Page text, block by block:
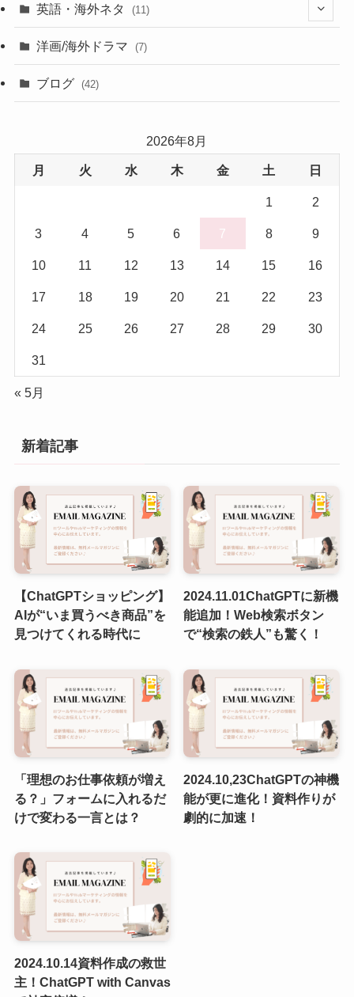
(43)
(6)
(5)
英語・海外ネタ (11)
洋画/海外ドラマ (7)
ブログ (42)
2026年8月
月 火 水 木 金 土 日
1 2
3 4 5 6 7 8 9
10 11 12 13 14 15 16
17 18 19 20 21 22 23
24 25 26 27 28 29 30
31
« 5月
新着記事
【ChatGPTショッピング】
AIが“いま買うべき商品”を
見つけてくれる時代に
2024.11.01ChatGPTに新機
能追加！Web検索ボタン
で“検索の鉄人”も驚く！
「理想のお仕事依頼が増え
る？」フォームに入れるだ
けで変わる一言とは？
2024.10,23ChatGPTの神機
能が更に進化！資料作りが
劇的に加速！
2024.10.14資料作成の救世
主！ChatGPT with Canvas